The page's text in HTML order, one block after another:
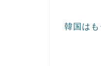
韓国はも